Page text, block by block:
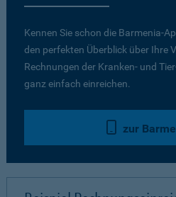
Kennen Sie schon die Barmenia-
den perfekten Überblick über Ihre
Rechnungen der Kranken- und
ganz einfach einreichen.
zur